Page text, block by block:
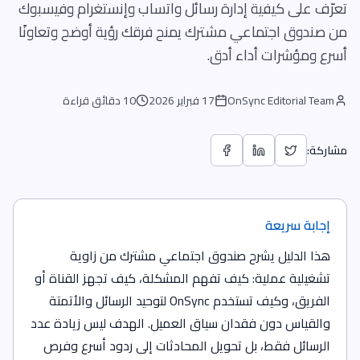
تعرّف على كيفية إدارة رسائل واتساب وإنستغرام وفيسبوك
من صندوق اجتماعي مشترك يمنح فرقك رؤية أوضح وتعاونًا
أسرع ومؤشرات أداء أدق.
OnSync Editorial Team 17 فبراير 2026 10 دقائق قراءة
مشاركة:
إجابة سريعة
هذا الدليل يشرح صندوق اجتماعي مشترك من زاوية
تشغيلية عملية: كيف تفهم المشكلة، كيف تجهز القناة أو
الفريق، وكيف تستخدم OnSync لتوحيد الرسائل والأتمتة
والقياس دون فقدان سياق العميل. الهدف ليس زيادة عدد
الرسائل فقط، بل تحويل المحادثات إلى ردود أسرع وفرص